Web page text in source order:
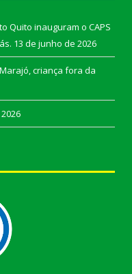
Quito inauguram o CAPS
13 de junho de 2026
Marajó, criança fora da